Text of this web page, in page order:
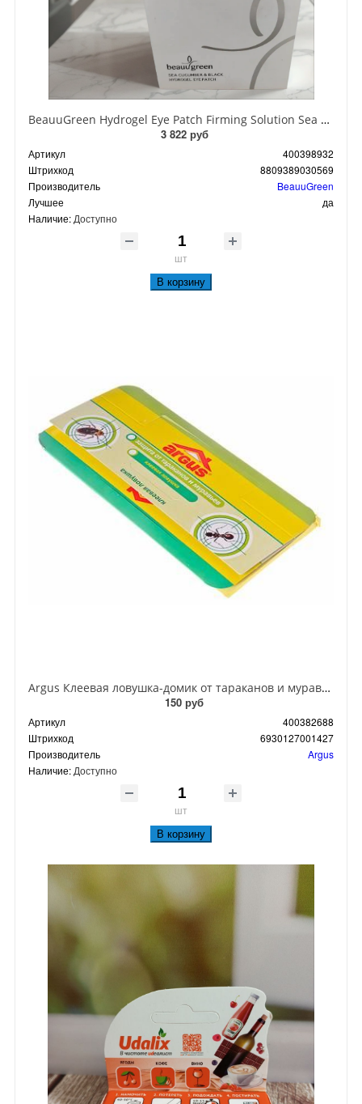
BeauuGreen Hydrogel Eye Patch Firming Solution Sea Cocumber & Black Гидрогелевые патчи для кожи вокруг глаз с экстрактом черного морского огурца 60 шт 90 гр
3 822 руб
Артикул
400398932
Штрихкод
8809389030569
Производитель
BeauuGreen
Лучшее
да
Наличие: Доступно
шт
В корзину
Argus Клеевая ловушка-домик от тараканов и муравьев
150 руб
Артикул
400382688
Штрихкод
6930127001427
Производитель
Argus
Наличие: Доступно
шт
В корзину